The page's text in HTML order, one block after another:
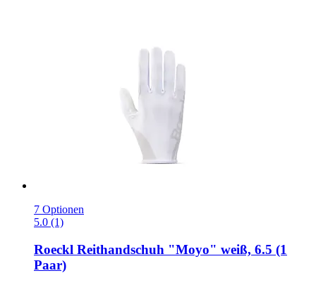
7 Optionen
5.0 (1)
Roeckl Reithandschuh "Moyo" weiß, 6.5 (1
Paar)